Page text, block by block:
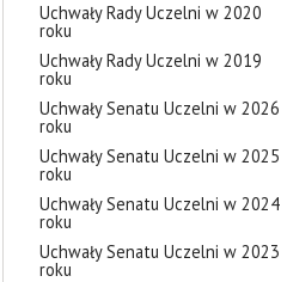
Uchwały Rady Uczelni w 2020
roku
Uchwały Rady Uczelni w 2019
roku
Uchwały Senatu Uczelni w 2026
roku
Uchwały Senatu Uczelni w 2025
roku
Uchwały Senatu Uczelni w 2024
roku
Uchwały Senatu Uczelni w 2023
roku